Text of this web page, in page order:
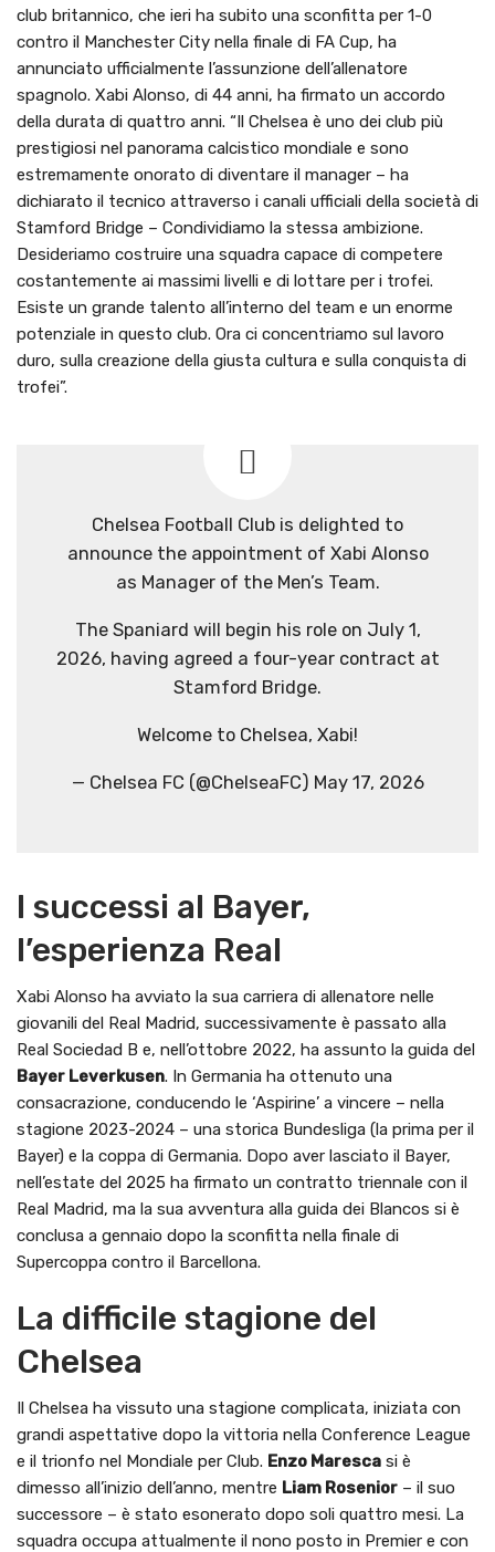
club britannico, che ieri ha subito una sconfitta per 1-0
contro il Manchester City nella finale di FA Cup, ha
annunciato ufficialmente l’assunzione dell’allenatore
spagnolo. Xabi Alonso, di 44 anni, ha firmato un accordo
della durata di quattro anni. “Il Chelsea è uno dei club più
prestigiosi nel panorama calcistico mondiale e sono
estremamente onorato di diventare il manager – ha
dichiarato il tecnico attraverso i canali ufficiali della società di
Stamford Bridge – Condividiamo la stessa ambizione.
Desideriamo costruire una squadra capace di competere
costantemente ai massimi livelli e di lottare per i trofei.
Esiste un grande talento all’interno del team e un enorme
potenziale in questo club. Ora ci concentriamo sul lavoro
duro, sulla creazione della giusta cultura e sulla conquista di
trofei”.
Chelsea Football Club is delighted to
announce the appointment of Xabi Alonso
as Manager of the Men’s Team.
The Spaniard will begin his role on July 1,
2026, having agreed a four-year contract at
Stamford Bridge.
Welcome to Chelsea, Xabi!
— Chelsea FC (@ChelseaFC) May 17, 2026
I successi al Bayer,
l’esperienza Real
Xabi Alonso ha avviato la sua carriera di allenatore nelle
giovanili del Real Madrid, successivamente è passato alla
Real Sociedad B e, nell’ottobre 2022, ha assunto la guida del
Bayer Leverkusen. In Germania ha ottenuto una
consacrazione, conducendo le ‘Aspirine’ a vincere – nella
stagione 2023-2024 – una storica Bundesliga (la prima per il
Bayer) e la coppa di Germania. Dopo aver lasciato il Bayer,
nell’estate del 2025 ha firmato un contratto triennale con il
Real Madrid, ma la sua avventura alla guida dei Blancos si è
conclusa a gennaio dopo la sconfitta nella finale di
Supercoppa contro il Barcellona.
La difficile stagione del
Chelsea
Il Chelsea ha vissuto una stagione complicata, iniziata con
grandi aspettative dopo la vittoria nella Conference League
e il trionfo nel Mondiale per Club. Enzo Maresca si è
dimesso all’inizio dell’anno, mentre Liam Rosenior – il suo
successore – è stato esonerato dopo soli quattro mesi. La
squadra occupa attualmente il nono posto in Premier e con